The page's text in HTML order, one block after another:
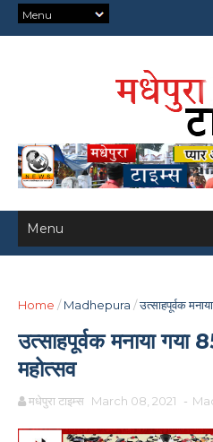
Home / Madhepura /उत्साहपूर्वक
उत्साहपूर्वक मनाया गया
महोत्सव
मधेपुरा टाइम्स March 08, 2021 -